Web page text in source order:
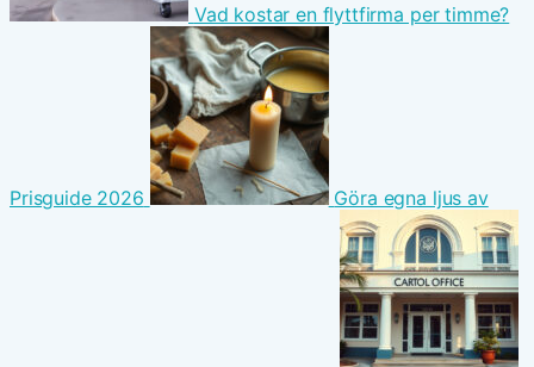
Vad kostar en flyttfirma per timme?
Prisguide 2026 Göra egna ljus av